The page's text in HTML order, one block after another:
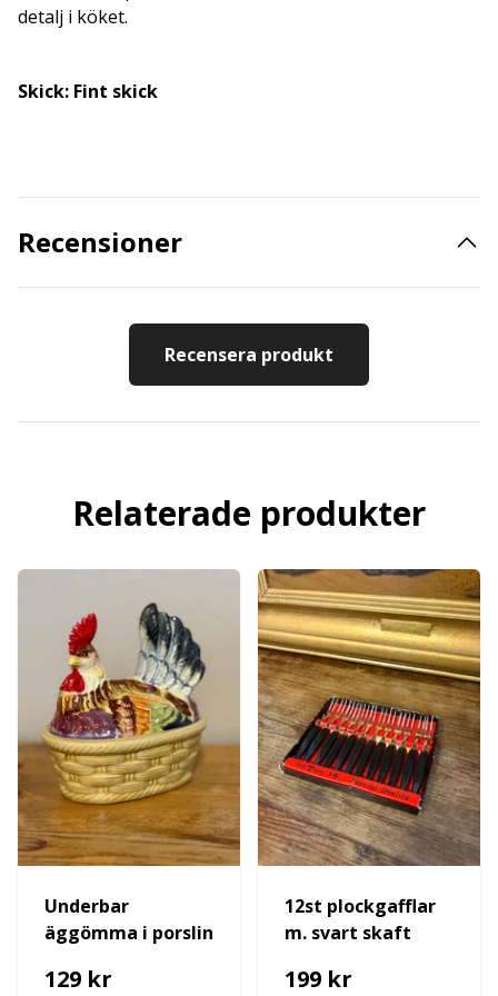
detalj i köket.
Skick: Fint skick
Recensioner
Recensera produkt
Relaterade produkter
Underbar
äggömma i porslin
129 kr
12st plockgafflar
m. svart skaft
199 kr